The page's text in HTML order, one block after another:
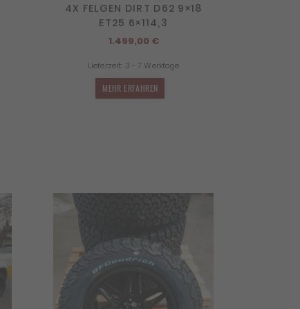
4X FELGEN DIRT D62 9×18
ET25 6×114,3
1.499,00 €
Lieferzeit: 3 - 7 Werktage
MEHR ERFAHREN